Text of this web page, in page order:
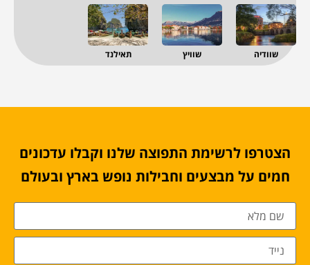
שוודיה שוויץ תאילנד
הצטרפו לרשימת התפוצה שלנו וקבלו עדכונים
חמים על מבצעים וחבילות נופש בארץ ובעולם